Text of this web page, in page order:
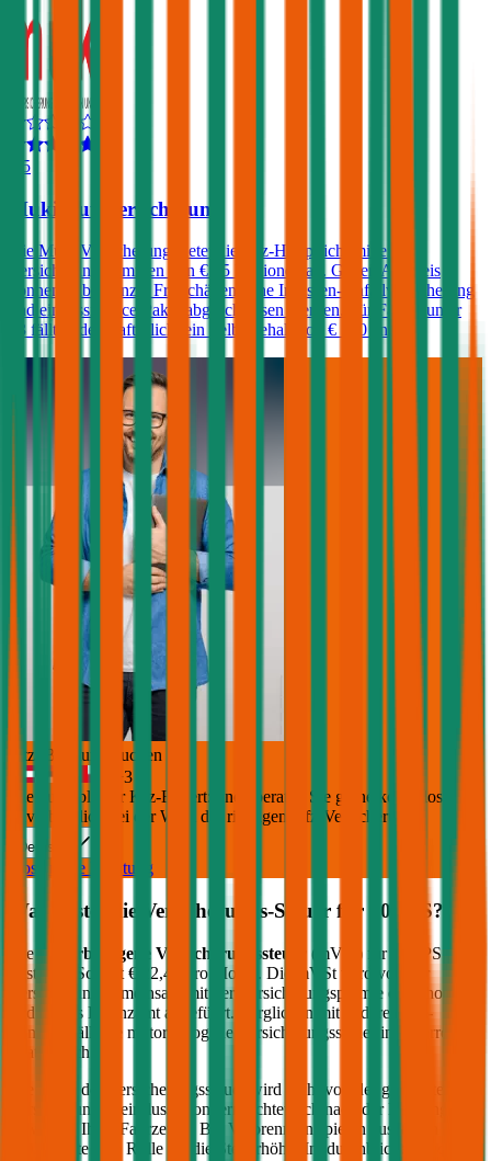
4,5
Muki Autoversicherung
Die Muki Versicherung bietet die Kfz-Haftpflicht mit einer
Versicherungssummen von € 35 Millionen an. Gegen Aufpreis
können unbegrenzte Freischäden, eine Insassen-Unfallversicherung
und ein Assistance-Paket abgeschlossen werden. Für Fahrer unter
23 fällt in der Haftpflicht ein Selbstbehalt von € 500 an.
Jetzt Beratung buchen
+3
Die durchblicker Kfz-Expert:innen beraten Sie gerne kostenlos &
unverbindlich bei der Wahl der richtigen Kfz-Versicherung.
Deutsch
Kostenlose Beratung
Was kostet die Versicherungs-Steuer für 109 PS?
Die motorbezogene Versicherungssteuer (mVSt) für
PS
kostet im Schnitt €
22,43
pro Monat. Die mVSt wird von der
Versicherung gemeinsam mit der Versicherungsprämie eingehoben
und an das Finanzamt abgeführt. Verglichen mit anderen EU-
Ländern fällt die motorbezogene Versicherungssteuer in Österreich
relativ hoch aus.
Die Höhe der Versicherungssteuer wird nicht von der gewählten
Versicherung beeinflusst, sondern richtet sich nach der Leistung (PS
bzw. kW) Ihres Fahrzeugs. Bei Verbrennern spielen zusätzlich die
CO2-Werte eine Rolle für die Steuerhöhe. Im durchblicker Rechner